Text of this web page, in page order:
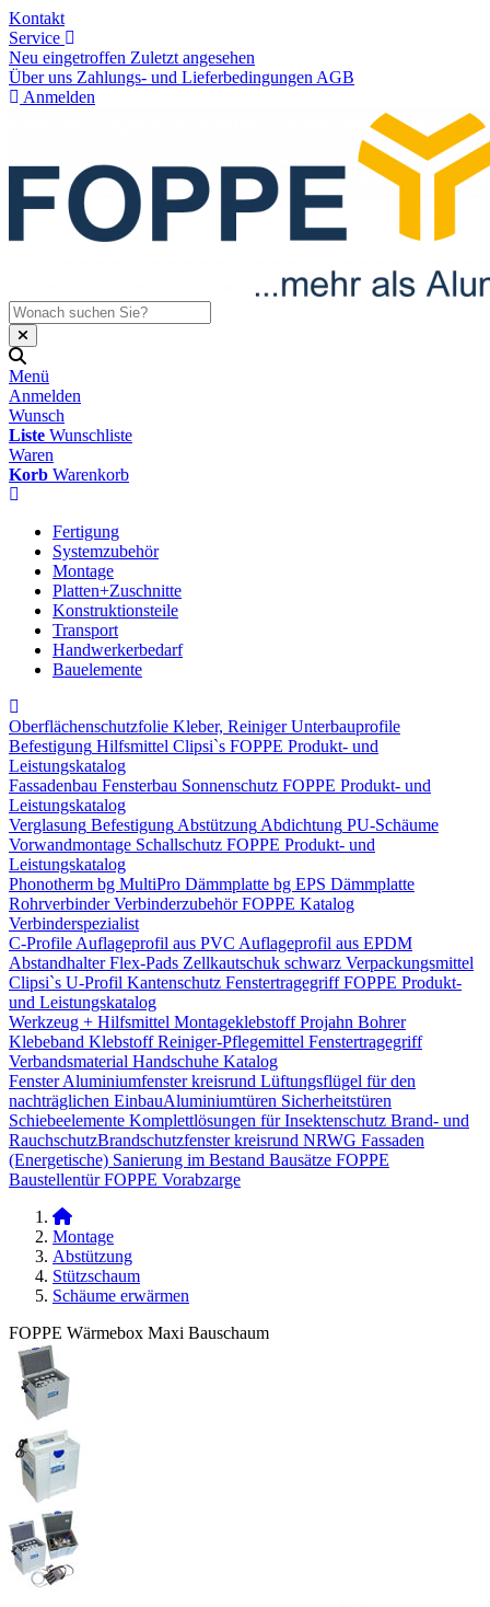
Kontakt
Service
Neu eingetroffen Zuletzt angesehen
Über uns Zahlungs- und Lieferbedingungen AGB
Anmelden
Menü
Anmelden
Wunsch
Liste Wunschliste
Waren
Korb Warenkorb
Fertigung
Systemzubehör
Montage
Platten+Zuschnitte
Konstruktionsteile
Transport
Handwerkerbedarf
Bauelemente
Oberflächenschutzfolie Kleber, Reiniger Unterbauprofile
Befestigung Hilfsmittel Clipsi`s FOPPE Produkt- und
Leistungskatalog
Fassadenbau Fensterbau Sonnenschutz FOPPE Produkt- und
Leistungskatalog
Verglasung Befestigung Abstützung Abdichtung PU-Schäume
Vorwandmontage Schallschutz FOPPE Produkt- und
Leistungskatalog
Phonotherm bg MultiPro Dämmplatte bg EPS Dämmplatte
Rohrverbinder Verbinderzubehör FOPPE Katalog
Verbinderspezialist
C-Profile Auflageprofil aus PVC Auflageprofil aus EPDM
Abstandhalter Flex-Pads Zellkautschuk schwarz Verpackungsmittel
Clipsi`s U-Profil Kantenschutz Fenstertragegriff FOPPE Produkt-
und Leistungskatalog
Werkzeug + Hilfsmittel Montageklebstoff Projahn Bohrer
Klebeband Klebstoff Reiniger-Pflegemittel Fenstertragegriff
Verbandsmaterial Handschuhe Katalog
Fenster Aluminiumfenster kreisrund Lüftungsflügel für den
nachträglichen Einbau​Aluminiumtüren Sicherheitstüren
Schiebeelemente Komplettlösungen für Insektenschutz Brand- und
Rauchschutz​Brandschutzfenster kreisrund NRWG Fassaden
(Energetische) Sanierung im Bestand Bausätze FOPPE
Baustellentür FOPPE Vorabzarge
Montage
Abstützung
Stützschaum
Schäume erwärmen
FOPPE Wärmebox Maxi Bauschaum